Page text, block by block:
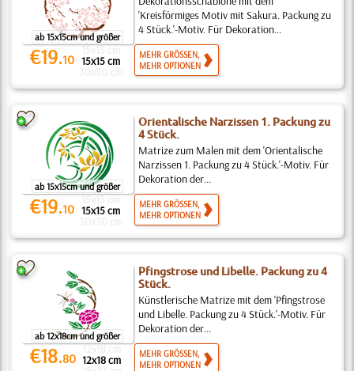
ab 15x15cm und größer
'Kreisförmiges Motiv mit Sakura. Packung zu
4 Stück.'-Motiv. Für Dekoration...
€19.10
15x15 cm
15x15 cm
MEHR GRÖSSEN,
MEHR OPTIONEN
ab 15x15cm und größer
Orientalische Narzissen 1. Packung zu
4 Stück.
Matrize zum Malen mit dem 'Orientalische
Narzissen 1. Packung zu 4 Stück.'-Motiv. Für
Dekoration der...
€19.10
15x15 cm
15x15 cm
MEHR GRÖSSEN,
MEHR OPTIONEN
ab 12x18cm und größer
Pfingstrose und Libelle. Packung zu 4
Stück.
Künstlerische Matrize mit dem 'Pfingstrose
und Libelle. Packung zu 4 Stück.'-Motiv. Für
Dekoration der...
€18.80
12x18 cm
12x18 cm
MEHR GRÖSSEN,
MEHR OPTIONEN